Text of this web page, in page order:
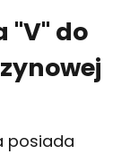
"V" do
posiada